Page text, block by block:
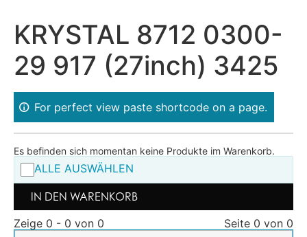
KRYSTAL 8712 0300-
29 917 (27inch) 3425
For perfect view paste shortcode on a page.
Es befinden sich momentan keine Produkte im Warenkorb.
ALLE AUSWÄHLEN
IN DEN WARENKORB
Zeige 0 - 0 von 0
Seite 0 von 0